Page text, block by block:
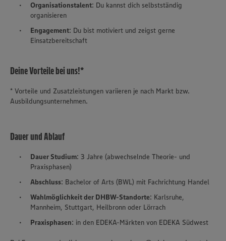
Organisationstalent: Du kannst dich selbstständig
organisieren
Engagement: Du bist motiviert und zeigst gerne
Einsatzbereitschaft
Deine Vorteile bei uns!*
* Vorteile und Zusatzleistungen variieren je nach Markt bzw.
Ausbildungsunternehmen.
Dauer und Ablauf
Dauer Studium: 3 Jahre (abwechselnde Theorie- und
Praxisphasen)
Abschluss: Bachelor of Arts (BWL) mit Fachrichtung Handel
Wahlmöglichkeit der DHBW-Standorte: Karlsruhe,
Mannheim, Stuttgart, Heilbronn oder Lörrach
Praxisphasen: in den EDEKA-Märkten von EDEKA Südwest